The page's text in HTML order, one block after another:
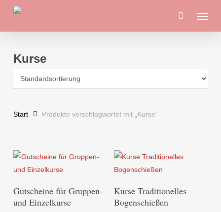
main
Menu
Kurse
Start Produkte verschlagwortet mit „Kurse“
Produkt
weist
Gutscheine für Gruppen-
und Einzelkurse
Produkt
weist
Kurse Traditionelles
Bogenschießen